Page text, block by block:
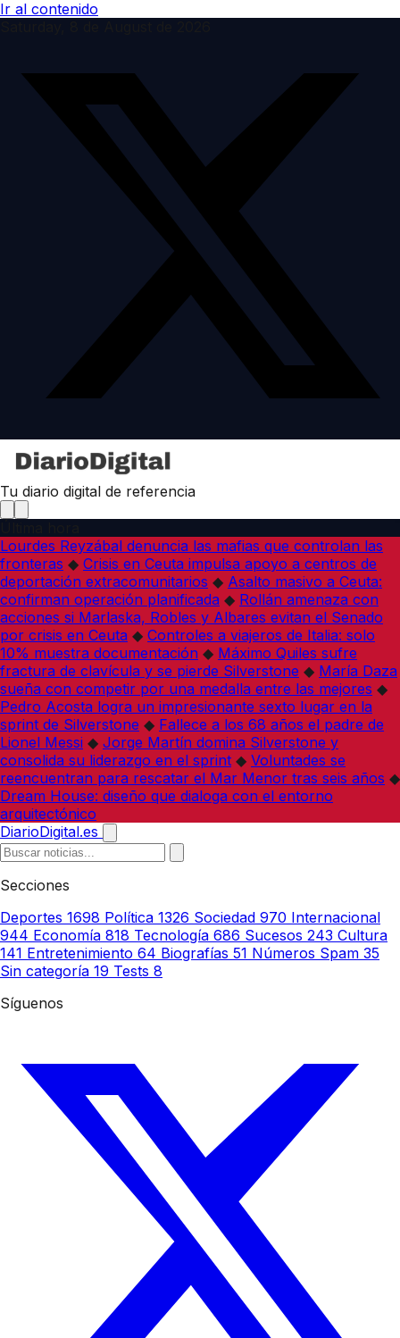
Ir al contenido
Tu diario digital de referencia
Lourdes Reyzábal denuncia las mafias que controlan las
fronteras ◆ Crisis en Ceuta impulsa apoyo a centros de
deportación extracomunitarios ◆ Asalto masivo a Ceuta:
confirman operación planificada ◆ Rollán amenaza con
acciones si Marlaska, Robles y Albares evitan el Senado
por crisis en Ceuta ◆ Controles a viajeros de Italia: solo
10% muestra documentación ◆ Máximo Quiles sufre
fractura de clavícula y se pierde Silverstone ◆ María Daza
sueña con competir por una medalla entre las mejores ◆
Pedro Acosta logra un impresionante sexto lugar en la
sprint de Silverstone ◆ Fallece a los 68 años el padre de
Lionel Messi ◆ Jorge Martín domina Silverstone y
consolida su liderazgo en el sprint ◆ Voluntades se
reencuentran para rescatar el Mar Menor tras seis años ◆
Dream House: diseño que dialoga con el entorno
arquitectónico
DiarioDigital.es
Secciones
Deportes 1698 Política 1326 Sociedad 970 Internacional
944 Economía 818 Tecnología 686 Sucesos 243 Cultura
141 Entretenimiento 64 Biografías 51 Números Spam 35
Sin categoría 19 Tests 8
Síguenos